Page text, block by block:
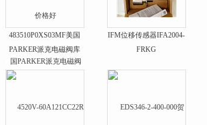
483510P0XS03MF美国
PARKER派克电磁阀库
存
IFM位移传感器IFA2004-
FRKG